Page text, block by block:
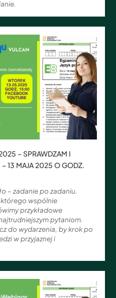
– SPRAWDZAM I
13 MAJA 2025 O GODZ.
– zadanie po zadaniu.
którego wspólnie
przykładowe
pytaniom.
do wydarzenia, by krok po
w przyjaznej i